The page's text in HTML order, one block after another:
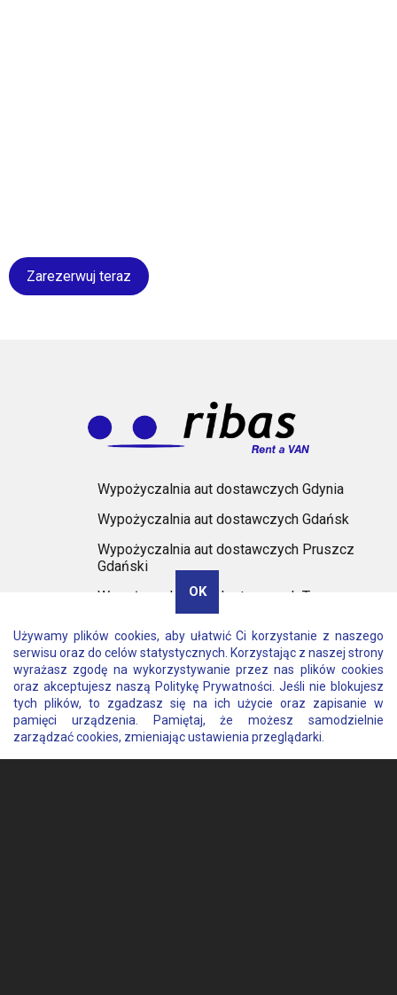
Zarezerwuj teraz
Wypożyczalnia aut dostawczych Gdynia
Wypożyczalnia aut dostawczych Gdańsk
Wypożyczalnia aut dostawczych Pruszcz
Gdański
Wypożyczalnia aut dostawczych Tczew
Wypożyczalnia aut dostawczych Sopot
Wypożyczalnia aut dostawczych Pszczółki
Używamy plików cookies, aby ułatwić Ci korzystanie z naszego
serwisu oraz do celów statystycznych. Korzystając z naszej strony
wyrażasz zgodę na wykorzystywanie przez nas plików cookies
oraz akceptujesz naszą Politykę Prywatności . Jeśli nie blokujesz
tych plików, to zgadzasz się na ich użycie oraz zapisanie w
pamięci urządzenia. Pamiętaj, że możesz samodzielnie
zarządzać cookies, zmieniając ustawienia przeglądarki.
OK